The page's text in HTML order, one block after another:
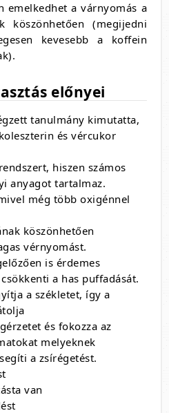
emelkedhet a várnyomás a
köszönhetően (megijedni
kevesebb a koffein
előnyei
tanulmány kimutatta,
és vércukor
hiszen számos
anyagot tartalmaz.
még több oxigénnel
köszönhetően
vérnyomást.
is érdemes
a has puffadását.
a székletet, így a
és fokozza az
melyeknek
a zsírégetést.
van